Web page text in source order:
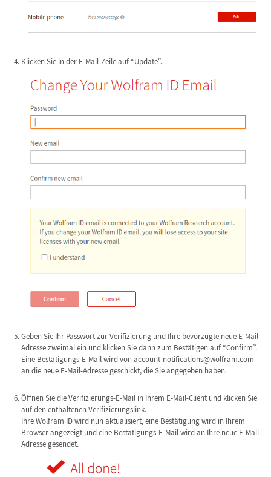
Klicken Sie in der E-Mail-Zeile auf “Update”.
Geben Sie Ihr Passwort zur Verifizierung und Ihre bevorzugte neue E-Mail-
Adresse zweimal ein und klicken Sie dann zum Bestätigen auf “Confirm”.
Eine Bestätigungs-E-Mail wird von account-notifications@wolfram.com
an die neue E-Mail-Adresse geschickt, die Sie angegeben haben.
Öffnen Sie die Verifizierungs-E-Mail in Ihrem E-Mail-Client und klicken Sie
auf den enthaltenen Verifizierungslink.
Ihre Wolfram ID wird nun aktualisiert, eine Bestätigung wird in Ihrem
Browser angezeigt und eine Bestätigungs-E-Mail wird an Ihre neue E-Mail-
Adresse gesendet.